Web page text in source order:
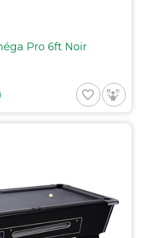
Pro 6ft Noir
favorite_border